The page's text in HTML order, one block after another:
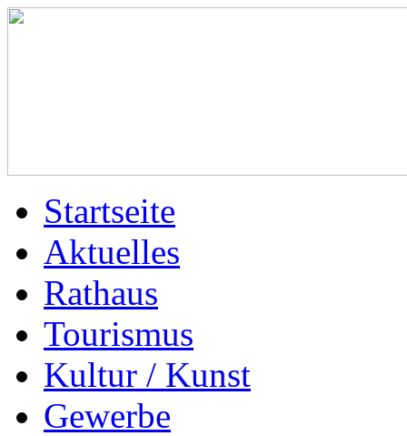
Startseite
Aktuelles
Rathaus
Tourismus
Kultur / Kunst
Gewerbe